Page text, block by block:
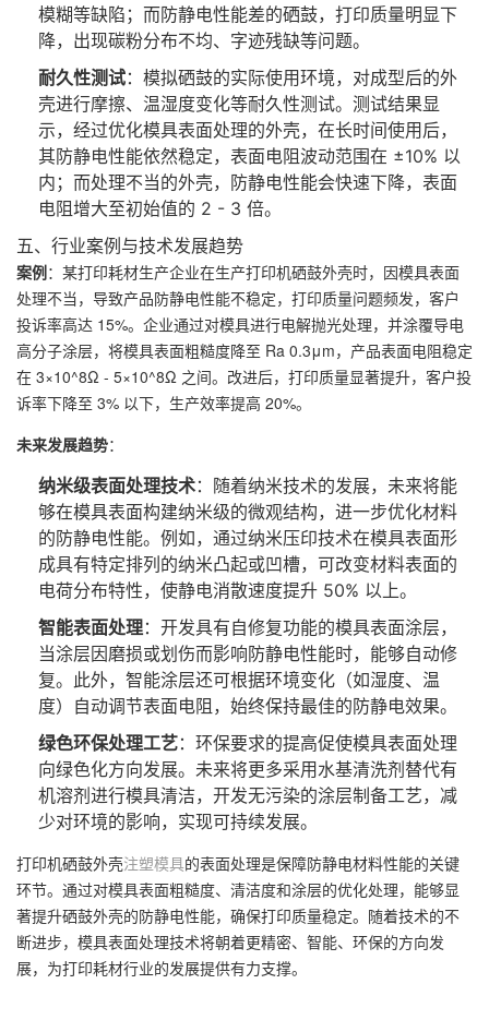
模糊等缺陷；而防静电性能差的硒鼓，打印质量明显下
降，出现碳粉分布不均、字迹残缺等问题。
耐久性测试：模拟硒鼓的实际使用环境，对成型后的外
壳进行摩擦、温湿度变化等耐久性测试。测试结果显
示，经过优化模具表面处理的外壳，在长时间使用后，
其防静电性能依然稳定，表面电阻波动范围在 ±10% 以
内；而处理不当的外壳，防静电性能会快速下降，表面
电阻增大至初始值的 2 - 3 倍。
五、行业案例与技术发展趋势
案例：某打印耗材生产企业在生产打印机硒鼓外壳时，因模具表面
处理不当，导致产品防静电性能不稳定，打印质量问题频发，客户
投诉率高达 15%。企业通过对模具进行电解抛光处理，并涂覆导电
高分子涂层，将模具表面粗糙度降至 Ra 0.3μm，产品表面电阻稳定
在 3×10^8Ω - 5×10^8Ω 之间。改进后，打印质量显著提升，客户投
诉率下降至 3% 以下，生产效率提高 20%。
未来发展趋势：
纳米级表面处理技术：随着纳米技术的发展，未来将能
够在模具表面构建纳米级的微观结构，进一步优化材料
的防静电性能。例如，通过纳米压印技术在模具表面形
成具有特定排列的纳米凸起或凹槽，可改变材料表面的
电荷分布特性，使静电消散速度提升 50% 以上。
智能表面处理：开发具有自修复功能的模具表面涂层，
当涂层因磨损或划伤而影响防静电性能时，能够自动修
复。此外，智能涂层还可根据环境变化（如湿度、温
度）自动调节表面电阻，始终保持最佳的防静电效果。
绿色环保处理工艺：环保要求的提高促使模具表面处理
向绿色化方向发展。未来将更多采用水基清洗剂替代有
机溶剂进行模具清洁，开发无污染的涂层制备工艺，减
少对环境的影响，实现可持续发展。
打印机硒鼓外壳注塑模具的表面处理是保障防静电材料性能的关键
环节。通过对模具表面粗糙度、清洁度和涂层的优化处理，能够显
著提升硒鼓外壳的防静电性能，确保打印质量稳定。随着技术的不
断进步，模具表面处理技术将朝着更精密、智能、环保的方向发
展，为打印耗材行业的发展提供有力支撑。